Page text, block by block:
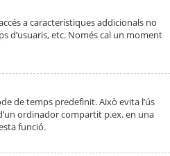
a característiques addicionals no
d’usuaris, etc. Només cal un moment
de temps predefinit. Això evita l’ús
ordinador compartit p.ex. en una
funció.